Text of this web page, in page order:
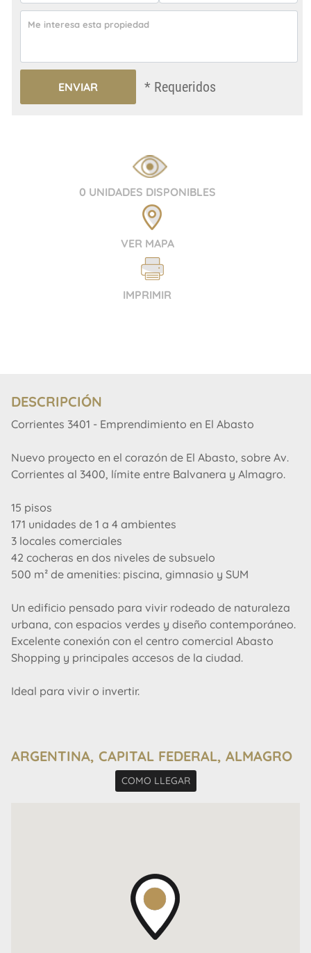
* Requeridos
0 UNIDADES DISPONIBLES
VER MAPA
IMPRIMIR
DESCRIPCIÓN
Corrientes 3401 - Emprendimiento en El Abasto
Nuevo proyecto en el corazón de El Abasto, sobre Av.
Corrientes al 3400, límite entre Balvanera y Almagro.
15 pisos
171 unidades de 1 a 4 ambientes
3 locales comerciales
42 cocheras en dos niveles de subsuelo
500 m² de amenities: piscina, gimnasio y SUM
Un edificio pensado para vivir rodeado de naturaleza
urbana, con espacios verdes y diseño contemporáneo.
Excelente conexión con el centro comercial Abasto
Shopping y principales accesos de la ciudad.
Ideal para vivir o invertir.
ARGENTINA, CAPITAL FEDERAL, ALMAGRO
COMO LLEGAR